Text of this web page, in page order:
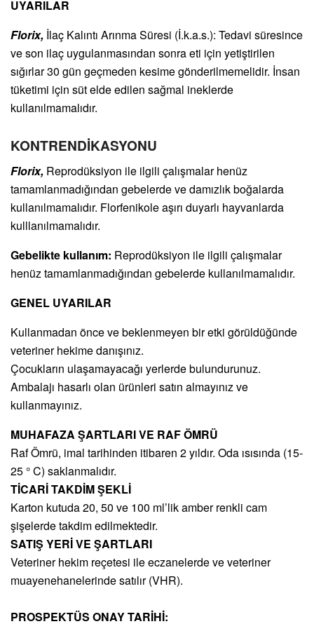
UYARILAR
Florix, İlaç Kalıntı Arınma Süresi (İ.k.a.s.): Tedavi süresince
ve son ilaç uygulanmasından sonra eti için yetiştirilen
sığırlar 30 gün geçmeden kesime gönderilmemelidir. İnsan
tüketimi için süt elde edilen sağmal ineklerde
kullanılmamalıdır.
KONTRENDİKASYONU
Florix, Reprodüksiyon ile ilgili çalışmalar henüz
tamamlanmadığından gebelerde ve damızlık boğalarda
kullanılmamalıdır. Florfenikole aşırı duyarlı hayvanlarda
kulllanılmamalıdır.
Gebelikte kullanım: Reprodüksiyon ile ilgili çalışmalar
henüz tamamlanmadığından gebelerde kullanılmamalıdır.
GENEL UYARILAR
Kullanmadan önce ve beklenmeyen bir etki görüldüğünde
veteriner hekime danışınız.
Çocukların ulaşamayacağı yerlerde bulundurunuz.
Ambalajı hasarlı olan ürünleri satın almayınız ve
kullanmayınız.
MUHAFAZA ŞARTLARI VE RAF ÖMRÜ
Raf Ömrü, imal tarihinden itibaren 2 yıldır. Oda ısısında (15-
25 ° C) saklanmalıdır.
TİCARİ TAKDİM ŞEKLİ
Karton kutuda 20, 50 ve 100 ml’lik amber renkli cam
şişelerde takdim edilmektedir.
SATIŞ YERİ VE ŞARTLARI
Veteriner hekim reçetesi ile eczanelerde ve veteriner
muayenehanelerinde satılır (VHR).
PROSPEKTÜS ONAY TARİHİ: